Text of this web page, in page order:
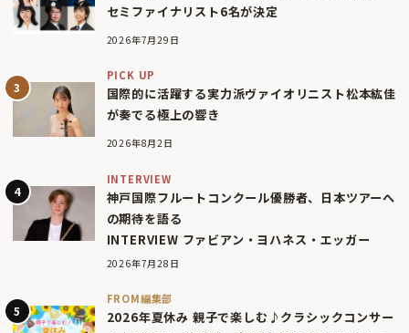
セミファイナリスト6名が決定
2026年7月29日
PICK UP
国際的に活躍する実力派ヴァイオリニスト松本紘佳
が奏でる極上の響き
2026年8月2日
INTERVIEW
神戸国際フルートコンクール優勝者、日本ツアーへ
の期待を語る
INTERVIEW ファビアン・ヨハネス・エッガー
2026年7月28日
FROM編集部
2026年夏休み 親子で楽しむ♪クラシックコンサー